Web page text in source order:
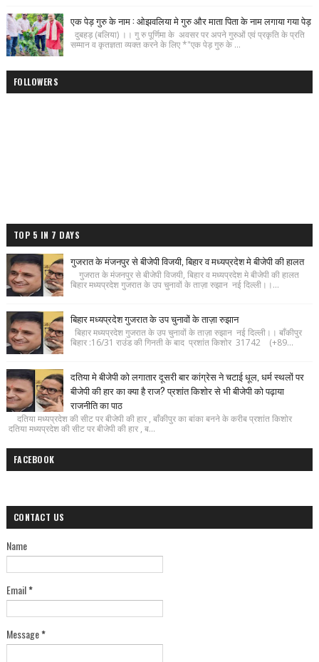
एक पेड़ गुरु के नाम : ओझवलिया मे गुरु और माता पिता के नाम लगाया गया पेड़
दुबहड़ (बलिया) ।। गु रु पूर्णिमा के अवसर पर अपने गुरुओं एवं प्रकृति के प्रति
सम्मान व कृतज्ञता व्यक्त करने के लिए *"एक पेड़ गुरु के ...
FOLLOWERS
TOP 5 IN 7 DAYS
गुजरात के मंजनपुर से बीजेपी विजयी, बिहार व मध्यप्रदेश मे बीजेपी की हालत
गुजरात के मंजनपुर से बीजेपी विजयी, बिहार व मध्यप्रदेश मे बीजेपी की हालत
बिहार मध्यप्रदेश गुजरात के उप चुनावों के ताज़ा रुझान नई दिल्ली।।...
बिहार मध्यप्रदेश गुजरात के उप चुनावों के ताज़ा रुझान
बिहार मध्यप्रदेश गुजरात के उप चुनावों के ताज़ा रुझान नई दिल्ली।। बाँकीपुर
बिहार :16/31 राउंड की गिनती के बाद प्रशांत किशोर 31742 (+89...
दतिया मे बीजेपी को लगातार दूसरी बार कांग्रेस ने चटाई धूल, धर्म स्थलों पर
बीजेपी की हार का क्या है राज? प्रशांत किशोर से भी बीजेपी को पढ़ाया
राजनीति का पाठ
दतिया मध्यप्रदेश की सीट पर बीजेपी की हार , बाँकीपुर का बांका बनने के करीब प्रशांत किशोर
दतिया मध्यप्रदेश की सीट पर बीजेपी की हार , ब...
FACEBOOK
CONTACT US
Name
Email*
Message*